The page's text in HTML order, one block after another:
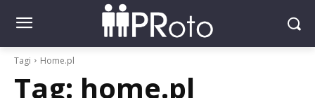
Tagi Home.pl
Tag: home.pl